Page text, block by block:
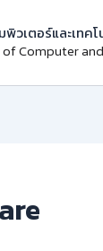
วเตอร์และเทค
Computer